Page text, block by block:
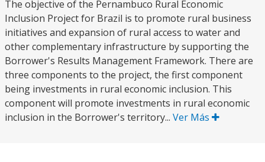
The objective of the Pernambuco Rural Economic
Inclusion Project for Brazil is to promote rural business
initiatives and expansion of rural access to water and
other complementary infrastructure by supporting the
Borrower's Results Management Framework. There are
three components to the project, the first component
being investments in rural economic inclusion. This
component will promote investments in rural economic
inclusion in the Borrower's territory... Ver Más